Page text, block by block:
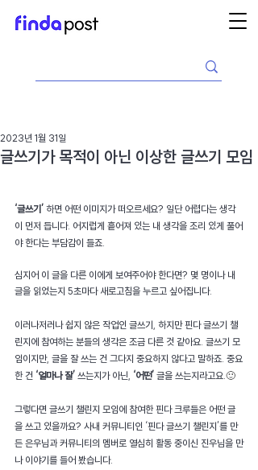
글쓰기가 목적이 아닌 이상한 글쓰기 모임
2023년 1월 31일
‘글쓰기’ 하면 어떤 이미지가 떠오르세요? 일단 어렵다는 생각
이 먼저 듭니다. 어지럽게 흩어져 있는 내 생각을 조리 있게 풀어
야 한다는 부담감이 들죠.
심지어 이 글을 다른 이에게 보여주어야 한다면? 몇 명이나 내
글을 읽었는지 5초마다 새로고침을 누르고 싶어집니다.
이러나저러나 쉽지 않은 작업인 글쓰기, 하지만 핀다 글쓰기 챌
린지에 참여하는 분들의 생각은 조금 다른 것 같아요. 글쓰기 모
임이지만, 글을 잘 쓰는 건 그다지 중요하지 않다고 말하죠. 중요
한 건 ‘얼마나 잘’ 쓰는지가 아닌, ‘어떤’ 글을 쓰는지라고요.🙂
그렇다면 글쓰기 챌린지 모임에 참여한 핀다 크루들은 어떤 글
을 쓰고 있을까요? 사내 커뮤니티인 ‘핀다 글쓰기 챌린지’를 만
든 은우님과 커뮤니티의 멤버로 열심히 활동 중이신 진우님을 만
나 이야기를 들어 봤습니다.